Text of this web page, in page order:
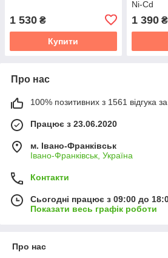
1 530 ₴
Купити
Ni-Cd
1 390₴
Про нас
100% позитивних з 1561 відгука за
Працює з 23.06.2020
м. Івано-Франківськ
Івано-Франківськ, Україна
Контакти
Сьогодні працює з 09:00 до
Показати весь графік роботи
Про нас